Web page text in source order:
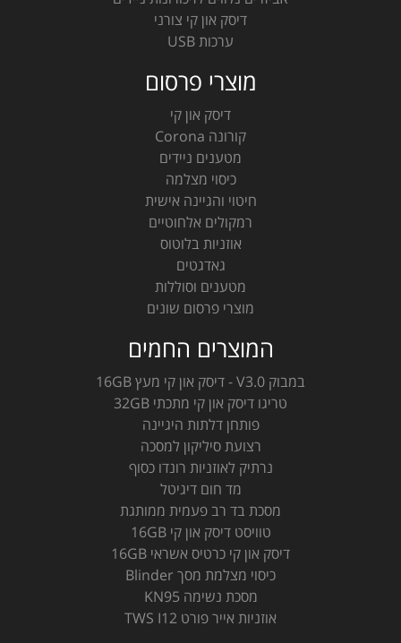
דיסק און קי צורני
ערכות USB
מוצרי פרסום
דיסק און קי
קורונה Corona
מטענים ניידים
כיסוי מצלמה
חיטוי והגיינה אישית
רמקולים אלחוטיים
אוזניות בלוטוס
גאדגטים
מטענים וסוללות
מוצרי פרסום שונים
המוצרים החמים
במבוק V3.0 - דיסק און קי מעץ 16GB
טריגו דיסק און קי מתכתי 32GB
פותחן דלתות היגיינה
רצועת סיליקון למסכה
נרתיק לאוזניות רונדו כסוף
מד חום דיגיטל
מסכת בד רב פעמית ממותגת
טוויסט דיסק און קי 16GB
דיסק און קי כרטיס אשראי 16GB
כיסוי מצלמת מסך Blinder
מסכת נשימה KN95
אוזניות אייר פורט TWS I12